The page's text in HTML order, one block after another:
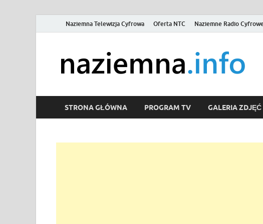
Naziemna Telewizja Cyfrowa Oferta NTC Naziemne Radio
STRONA GŁÓWNA PROGRAM TV GALERIA ZDJĘĆ